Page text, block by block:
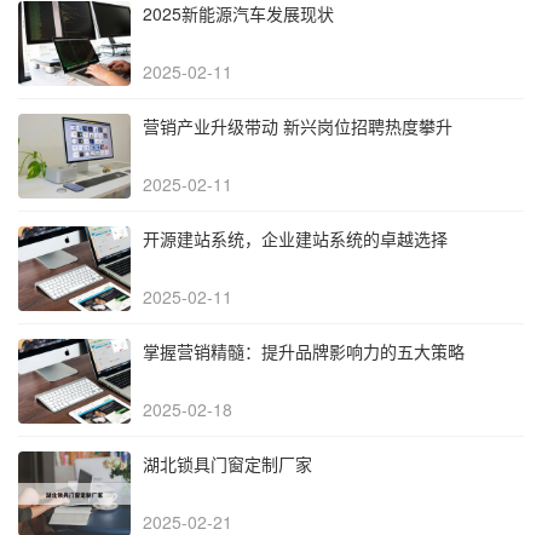
2025新能源汽车发展现状
2025-02-11
营销产业升级带动 新兴岗位招聘热度攀升
2025-02-11
开源建站系统，企业建站系统的卓越选择
2025-02-11
掌握营销精髓：提升品牌影响力的五大策略
2025-02-18
湖北锁具门窗定制厂家
2025-02-21